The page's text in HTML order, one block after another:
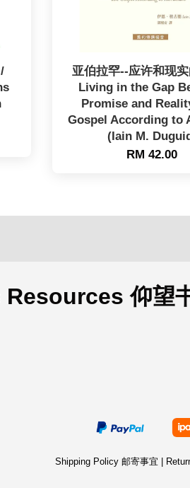
亚伯拉罕--应许和现
Living in the Gap
Promise and
Gospel According to
(Iain M.
RM 42.00
仰望
Shipping Policy 邮寄事宜